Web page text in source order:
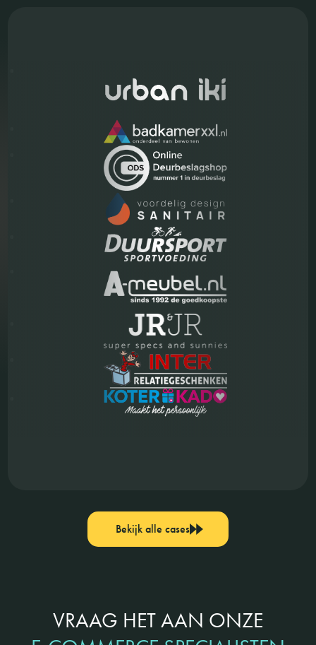
Bekijk alle cases
VRAAG HET AAN ONZE